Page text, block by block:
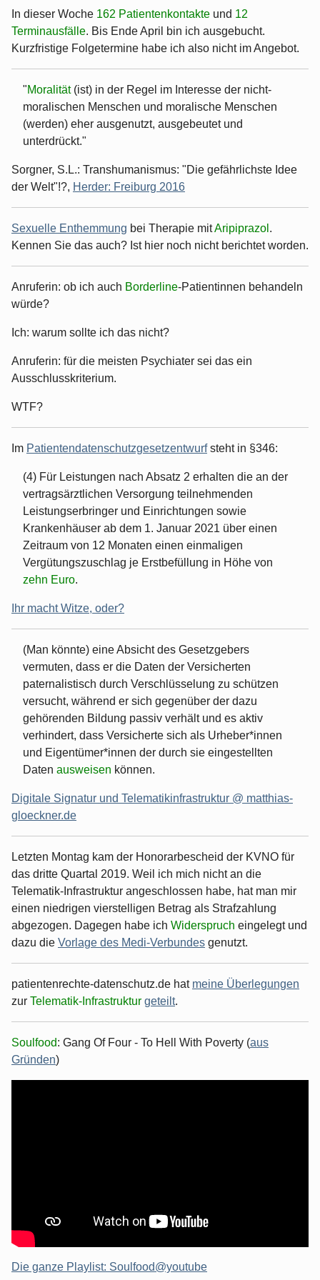
In dieser Woche 162 Patientenkontakte und 12
Terminausfälle. Bis Ende April bin ich ausgebucht.
Kurzfristige Folgetermine habe ich also nicht im Angebot.
"Moralität (ist) in der Regel im Interesse der nicht-
moralischen Menschen und moralische Menschen
(werden) eher ausgenutzt, ausgebeutet und
unterdrückt."
Sorgner, S.L.: Transhumanismus: "Die gefährlichste Idee
der Welt"!?, Herder: Freiburg 2016
Sexuelle Enthemmung bei Therapie mitAripiprazol .
Kennen Sie das auch? Ist hier noch nicht berichtet worden.
Anruferin: ob ich auch Borderline-Patientinnen behandeln
würde?
Ich: warum sollte ich das nicht?
Anruferin: für die meisten Psychiater sei das ein
Ausschlusskriterium.
WTF?
Im Patientendatenschutzgesetzentwurfsteht in §346:
(4) Für Leistungen nach Absatz 2 erhalten die an der
vertragsärztlichen Versorgung teilnehmenden
Leistungserbringer und Einrichtungen sowie
Krankenhäuser ab dem 1. Januar 2021 über einen
Zeitraum von 12 Monaten einen einmaligen
Vergütungszuschlag je Erstbefüllung in Höhe von
zehn Euro.
Ihr macht Witze, oder?
(Man könnte) eine Absicht des Gesetzgebers
vermuten, dass er die Daten der Versicherten
paternalistisch durch Verschlüsselung zu schützen
versucht, während er sich gegenüber der dazu
gehörenden Bildung passiv verhält und es aktiv
verhindert, dass Versicherte sich als Urheber*innen
und Eigentümer*innen der durch sie eingestellten
Daten ausweisen können.
Digitale Signatur und Telematikinfrastruktur @ matthias-
gloeckner.de
Letzten Montag kam der Honorarbescheid der KVNO für
das dritte Quartal 2019. Weil ich mich nicht an die
Telematik-Infrastruktur angeschlossen habe, hat man mir
einen niedrigen vierstelligen Betrag als Strafzahlung
abgezogen. Dagegen habe ich Widerspruch eingelegt und
dazu die Vorlage des Medi-Verbundes genutzt.
patientenrechte-datenschutz.de hat meine Überlegungen
zur Telematik-Infrastruktur geteilt.
Soulfood: Gang Of Four - To Hell With Poverty (aus
Gründen)
Die ganze Playlist: Soulfood@youtube